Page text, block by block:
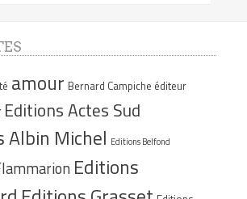
amour Bernard Campiche éditeur
Editions Actes Sud
Albin Michel Editions Belfond
Editions